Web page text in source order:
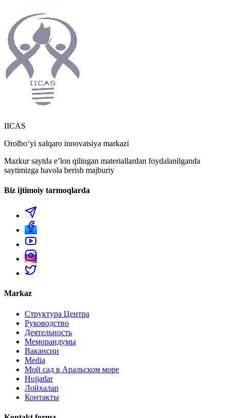
IICAS
Orolboʻyi xalqaro innovatsiya markazi
Mazkur saytda eʼlon qilingan materiallardan foydalanilganda
saytimizga havola berish majburiy
Biz ijtimoiy tarmoqlarda
Markaz
Структура Центра
Руководство
Деятельность
Меморандумы
Вакансии
Media
Мой сад в Аральском море
Hujjatlar
Лойхалар
Контакты